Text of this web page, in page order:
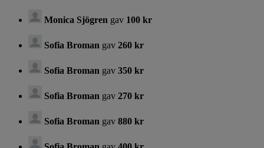
Monica Sjögren gav 100 kr
Sofia Broman gav 260 kr
Sofia Broman gav 350 kr
Sofia Broman gav 270 kr
Sofia Broman gav 880 kr